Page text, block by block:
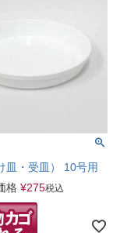
皿・受皿） 10号用
格 ¥275税込